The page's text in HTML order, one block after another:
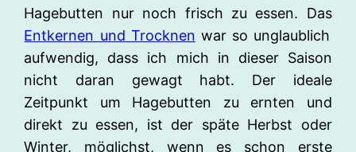
Hagebutten nur noch frisch zu essen. Das
Entkernen und Trocknen war so unglaublich
aufwendig, dass ich mich in dieser Saison
nicht daran gewagt habt. Der ideale
Zeitpunkt um Hagebutten zu ernten und
direkt zu essen, ist der späte Herbst oder
Winter, möglichst, wenn es schon erste